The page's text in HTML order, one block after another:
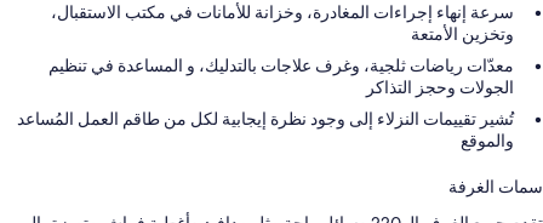
سرعة إنهاء إجراءات المغادرة، وخزانة للأمانات في مكتب الاستقبال،
وتخزين الأمتعة
معدّات رياضات ثلجية، وغرف علاجات بالتدليك، و المساعدة في تنظيم
الجولات وحجز التذاكر
تُشير تقييمات النزلاء إلى وجود نظرة إيجابية لكل من طاقم العمل المُساعد
والموقع
سمات الغرفة